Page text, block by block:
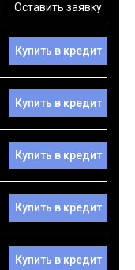
Оставить заявку
Купить в кредит
Купить в кредит
Купить в кредит
Купить в кредит
Купить в кредит